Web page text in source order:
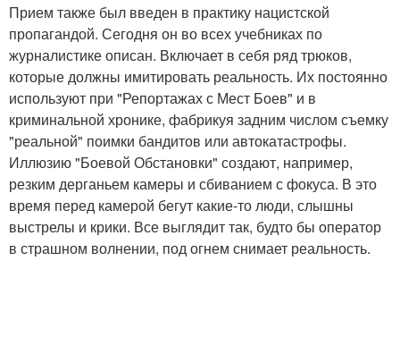
Прием также был введен в практику нацистской
пропагандой. Сегодня он во всех учебниках по
журналистике описан. Включает в себя ряд трюков,
которые должны имитировать реальность. Их постоянно
используют при "Репортажах с Мест Боев" и в
криминальной хронике, фабрикуя задним числом съемку
"реальной" поимки бандитов или автокатастрофы.
Иллюзию "Боевой Обстановки" создают, например,
резким дерганьем камеры и сбиванием с фокуса. В это
время перед камерой бегут какие-то люди, слышны
выстрелы и крики. Все выглядит так, будто бы оператор
в страшном волнении, под огнем снимает реальность.